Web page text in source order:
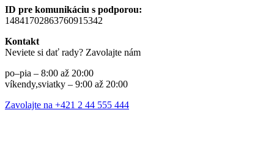
ID pre komunikáciu s podporou:
14841702863760915342
Kontakt
Neviete si dať rady? Zavolajte nám
po–pia – 8:00 až 20:00
víkendy,sviatky – 9:00 až 20:00
Zavolajte na +421 2 44 555 444